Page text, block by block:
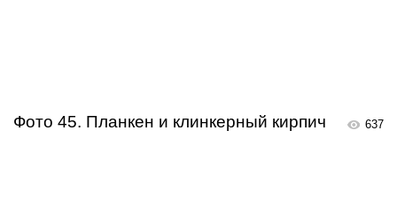
637
Фото 45. Планкен и клинкерный кирпич